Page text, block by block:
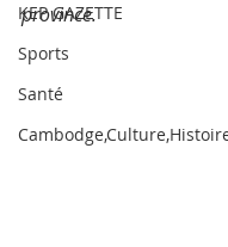
KEP GAZETTE
Sports
Santé
province.